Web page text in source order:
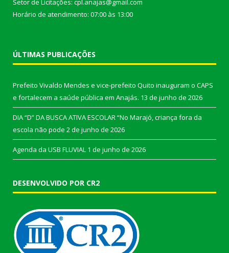
Setor de Licitações: cpl.anajas@gmail.com
Horário de atendimento: 07:00 às 13:00
ÚLTIMAS PUBLICAÇÕES
Prefeito Vivaldo Mendes e vice-prefeito Quito inauguram o CAPS
e fortalecem a saúde pública em Anajás. 13 de junho de 2026
DIA “D” DA BUSCA ATIVA ESCOLAR “No Marajó, criança fora da
escola não pode 2 de junho de 2026
Agenda da USB FLUVIAL 1 de junho de 2026
DESENVOLVIDO POR CR2